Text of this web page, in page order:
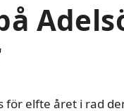
för elfte året i rad